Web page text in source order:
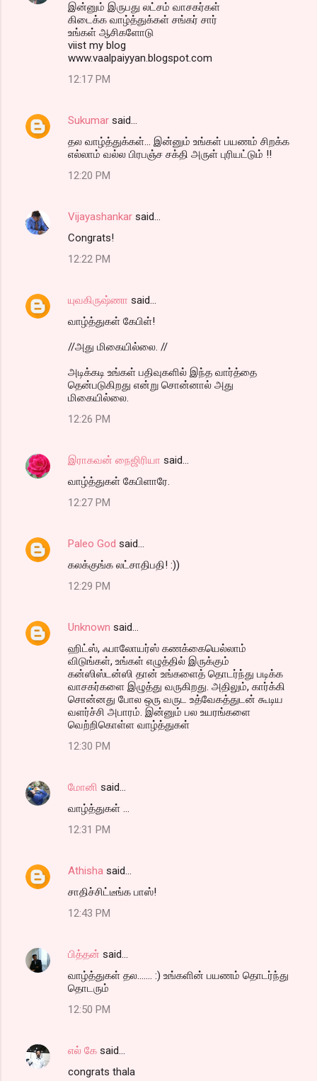
இன்னும் இருபது லட்சம் வாசகர்கள்
கிடைக்க வாழ்த்துக்கள் சங்கர் சார்
உங்கள் ஆசிகளோடு
viist my blog
www.vaalpaiyyan.blogspot.com
12:17 PM
Sukumar said…
தல வாழ்த்துக்கள்... இன்னும் உங்கள் பயணம் சிறக்க
எல்லாம் வல்ல பிரபஞ்ச சக்தி அருள் புரியட்டும் !!
12:20 PM
Vijayashankar said…
Congrats!
12:22 PM
யுவகிருஷ்ணா said…
வாழ்த்துகள் கேபிள்!
//அது மிகையில்லை. //
அடிக்கடி உங்கள் பதிவுகளில் இந்த வார்த்தை
தென்படுகிறது என்று சொன்னால் அது
மிகையில்லை.
12:26 PM
இராகவன் நைஜிரியா said…
வாழ்த்துகள் கேபிளாரே.
12:27 PM
Paleo God said…
கலக்குங்க லட்சாதிபதி! :))
12:29 PM
Unknown said…
ஹிட்ஸ், ஃபாலோயர்ஸ் கணக்கையெல்லாம்
விடுங்கள், உங்கள் எழுத்தில் இருக்கும்
கன்ஸிஸ்டன்ஸி தான் உங்களைத் தொடர்ந்து படிக்க
வாசகர்களை இழுத்து வருகிறது. அதிலும், கார்க்கி
சொன்னது போல ஒரு வருட உத்வேகத்துடன் கூடிய
வளர்ச்சி அபாரம். இன்னும் பல உயரங்களை
வெற்றிகொள்ள வாழ்த்துகள்
12:30 PM
மோனி said…
வாழ்த்துகள் ...
12:31 PM
Athisha said…
சாதிச்சிட்டீங்க பாஸ்!
12:43 PM
பித்தன் said…
வாழ்த்துகள் தல....... :) உங்களின் பயணம் தொடர்ந்து
தொடரும்
12:50 PM
எல் கே said…
congrats thala